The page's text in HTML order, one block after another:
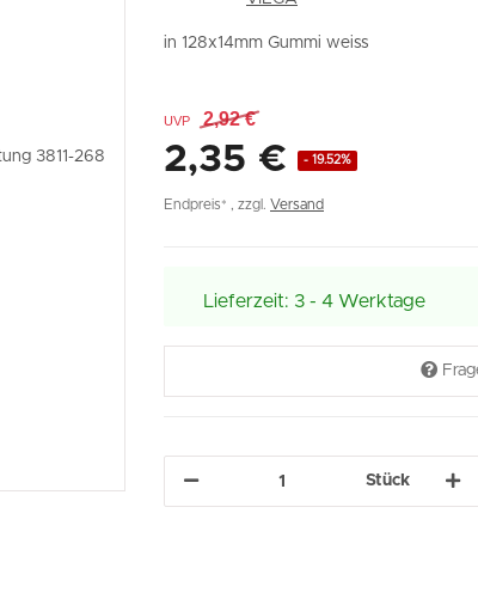
in 128x14mm Gummi weiss
UVP 2,92 €
- 19.52%
2,35 €
Endpreis* , zzgl. Versand
Lieferzeit: 3 - 4 Werktage
Stück